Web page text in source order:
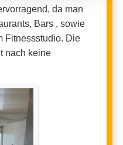
da man
Bars , sowie
Fitnessstudio. Die
nach keine